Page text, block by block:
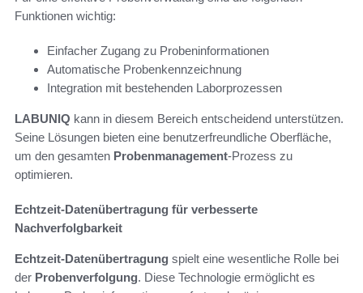
Funktionen wichtig:
Einfacher Zugang zu Probeninformationen
Automatische Probenkennzeichnung
Integration mit bestehenden Laborprozessen
LABUNIQ kann in diesem Bereich entscheidend unterstützen.
Seine Lösungen bieten eine benutzerfreundliche Oberfläche,
um den gesamten Probenmanagement-Prozess zu
optimieren.
Echtzeit-Datenübertragung für verbesserte
Nachverfolgbarkeit
Echtzeit-Datenübertragung spielt eine wesentliche Rolle bei
der Probenverfolgung. Diese Technologie ermöglicht es